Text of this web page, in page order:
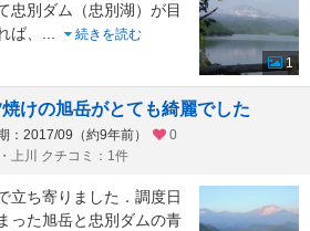
忠別ダム（忠別湖）が目
ば、 ...
続きを読む
1
けの旭岳がとても綺麗でした
：2017/09（約9年前）
0
上川 クチコミ：1件
ち寄りました．調度日
った旭岳と忠別ダムの青